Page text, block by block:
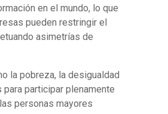
en el mundo, lo que
pueden restringir el
asimetrías de
la pobreza, la desigualdad
participar plenamente
personas mayores